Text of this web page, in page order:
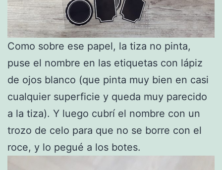
Como sobre ese papel, la tiza no pinta,
puse el nombre en las etiquetas con lápiz
de ojos blanco (que pinta muy bien en casi
cualquier superficie y queda muy parecido
a la tiza). Y luego cubrí el nombre con un
trozo de celo para que no se borre con el
roce, y lo pegué a los botes.